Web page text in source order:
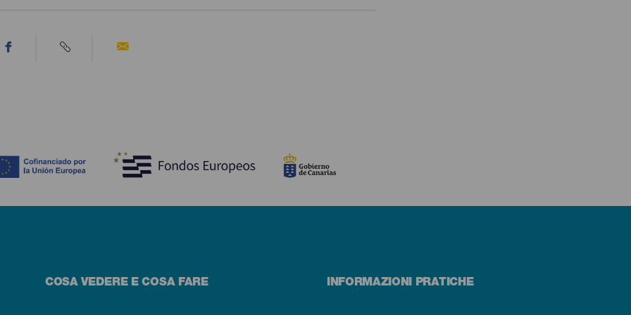
COSA VEDERE E COSA FARE INFORMAZIONI PRATICHE